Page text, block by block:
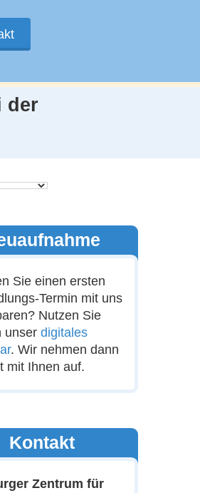
der
Sie einen ersten
Termin mit uns
Nutzen Sie
unser digitales
. Wir nehmen dann
mit Ihnen auf.
Kontakt
Zentrum für